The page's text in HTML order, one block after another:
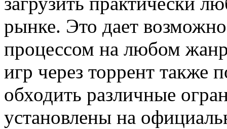
рынке. Это дает
процессом на любом
игр через торрент также
обходить различные
установлены на